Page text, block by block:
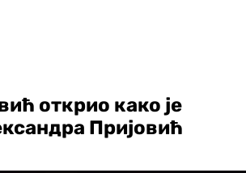
открио како је
Пријовић